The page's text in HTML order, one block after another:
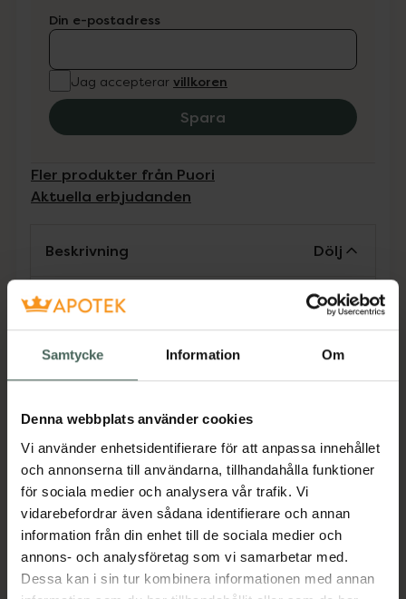
Samtycke Information Om
Denna webbplats använder cookies
Vi använder enhetsidentifierare för att anpassa innehållet
och annonserna till användarna, tillhandahålla funktioner
för sociala medier och analysera vår trafik. Vi
vidarebefordrar även sådana identifierare och annan
information från din enhet till de sociala medier och
annons- och analysföretag som vi samarbetar med.
Dessa kan i sin tur kombinera informationen med annan
Din e-postadress
Jag accepterar villkoren
Spara
Fler produkter från Puori
Aktuella erbjudanden
Beskrivning Dölj
Kosttillskott. Rekommenderad
daglig dos bör inte överskridas.
Kosttillskott bör inte ersätta en
varierad kost och en hälsosam
små barn.
Puori Multivitamin & Mineraler är en vegansk
multivitamin med mineraler. Den är
framtagen för att komplettera en
växtbaserad kost
Jämförpris 5,60 kr/st
EAN:05710789003509